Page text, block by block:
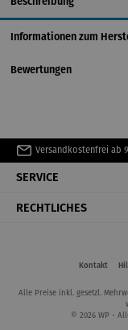
Informationen zum
Bewertungen
Versandkostenfrei ab
SERVICE
RECHTLICHES
Kontakt
Alle Preise inkl. gesetzl.
© 2026 WP -